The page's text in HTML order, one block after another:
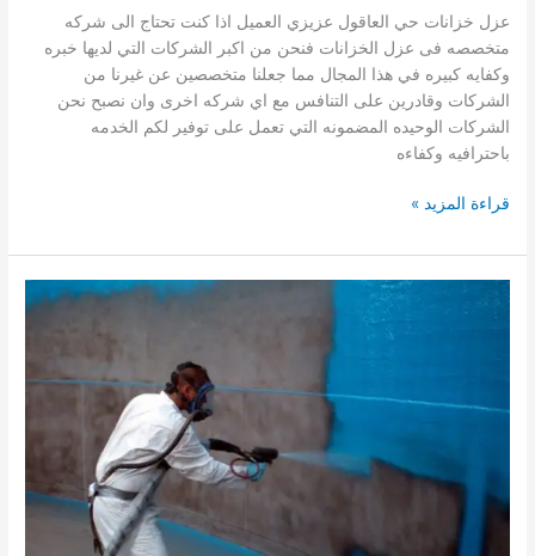
عزل خزانات حي العاقول عزيزي العميل اذا كنت تحتاج الى شركه
متخصصه فى عزل الخزانات فنحن من اكبر الشركات التي لديها خبره
وكفايه كبيره في هذا المجال مما جعلنا متخصصين عن غيرنا من
الشركات وقادرين على التنافس مع اي شركه اخرى وان نصبح نحن
الشركات الوحيده المضمونه التي تعمل على توفير لكم الخدمه
باحترافيه وكفاءه
عزل
حي
العاقول
قراءة المزيد »